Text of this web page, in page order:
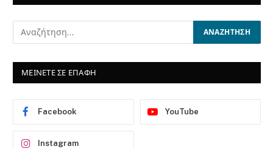
ΜΕΙΝΕΤΕ ΣΕ ΕΠΑΦΗ
Facebook YouTube
Instagram